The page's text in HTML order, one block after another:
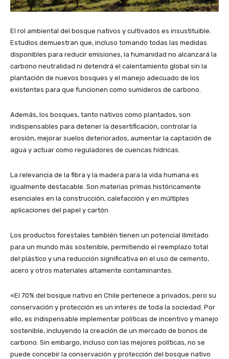
El rol ambiental del bosque nativos y cultivados es insustituible.
Estudios demuestran que, incluso tomando todas las medidas
disponibles para reducir emisiones, la humanidad no alcanzará la
carbono neutralidad ni detendrá el calentamiento global sin la
plantación de nuevos bosques y el manejo adecuado de los
existentes para que funcionen como sumideros de carbono.
Además, los bosques, tanto nativos como plantados, son
indispensables para detener la desertificación, controlar la
erosión, mejorar suelos deteriorados, aumentar la captación de
agua y actuar como reguladores de cuencas hídricas.
La relevancia de la fibra y la madera para la vida humana es
igualmente destacable. Son materias primas históricamente
esenciales en la construcción, calefacción y en múltiples
aplicaciones del papel y cartón.
Los productos forestales también tienen un potencial ilimitado
para un mundo más sostenible, permitiendo el reemplazo total
del plástico y una reducción significativa en el uso de cemento,
acero y otros materiales altamente contaminantes.
«El 70% del bosque nativo en Chile pertenece a privados, pero su
conservación y protección es un interés de toda la sociedad. Por
ello, es indispensable implementar políticas de incentivo y manejo
sostenible, incluyendo la creación de un mercado de bonos de
carbono. Sin embargo, incluso con las mejores políticas, no se
puede concebir la conservación y protección del bosque nativo